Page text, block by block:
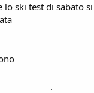
lo ski test di sabato
.